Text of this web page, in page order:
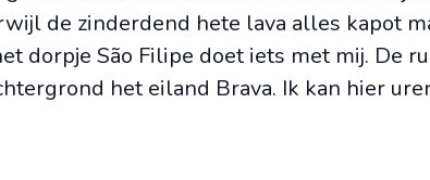
de zinderdend hete lava alles kapot
dorpje São Filipe doet iets met mij. De
het eiland Brava. Ik kan hier